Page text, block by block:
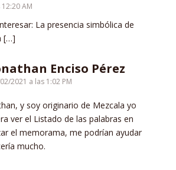
AM
La presencia simbólica de
[…]
Enciso Pérez
2021 a las 1:02 PM
y soy originario de Mezcala yo
ver el Listado de las palabras en
el memorama, me podrían ayudar
mucho.